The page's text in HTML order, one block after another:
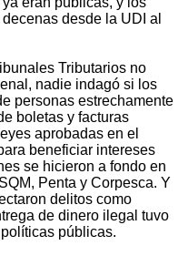
desde la UDI al
Tributarios no
nadie indagó si los
personas estrechamente
boletas y facturas
aprobadas en el
beneficiar intereses
se hicieron a fondo en
Penta y Corpesca. Y
delitos como
de dinero ilegal tuvo
públicas.